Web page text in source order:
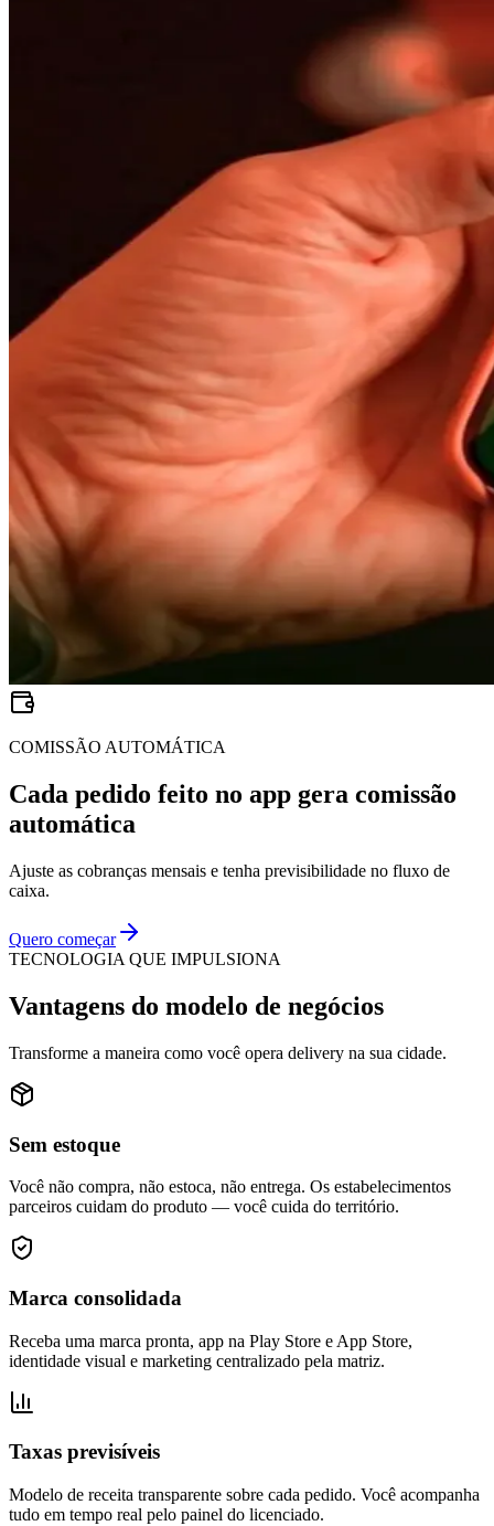
COMISSÃO AUTOMÁTICA
Cada pedido feito no app gera comissão
automática
Ajuste as cobranças mensais e tenha previsibilidade no fluxo de
caixa.
Quero começar
TECNOLOGIA QUE IMPULSIONA
Vantagens do modelo de negócios
Transforme a maneira como você opera delivery na sua cidade.
Sem estoque
Você não compra, não estoca, não entrega. Os estabelecimentos
parceiros cuidam do produto — você cuida do território.
Marca consolidada
Receba uma marca pronta, app na Play Store e App Store,
identidade visual e marketing centralizado pela matriz.
Taxas previsíveis
Modelo de receita transparente sobre cada pedido. Você acompanha
tudo em tempo real pelo painel do licenciado.